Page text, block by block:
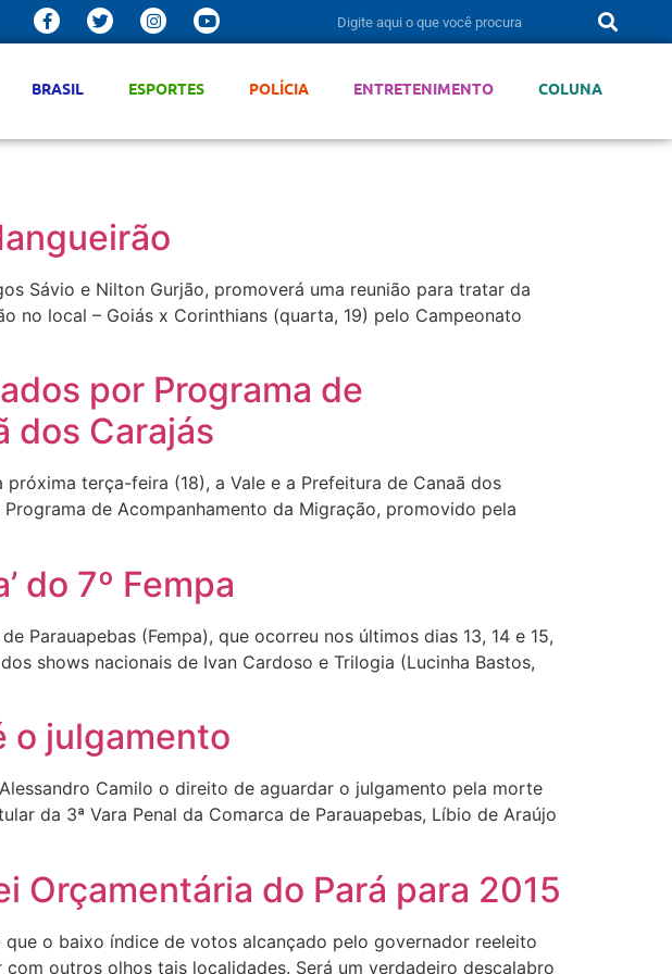
BRASIL ESPORTES POLÍCIA ENTRETENIMENTO COLUNA
Sávio e Nilton Gurjão, promoverá uma reunião para tratar da
no local – Goiás x Corinthians (quarta, 19) pelo Campeonato
por Programa de
dos Carajás
terça-feira (18), a Vale e a Prefeitura de Canaã dos
de Acompanhamento da Migração, promovido pela
do 7º Fempa
Parauapebas (Fempa), que ocorreu nos últimos dias 13, 14 e 15,
shows nacionais de Ivan Cardoso e Trilogia (Lucinha Bastos,
o julgamento
Camilo o direito de aguardar o julgamento pela morte
da 3ª Vara Penal da Comarca de Parauapebas, Líbio de Araújo
Orçamentária do Pará para 2015
o baixo índice de votos alcançado pelo governador reeleito
outros olhos tais localidades. Será um verdadeiro descalabro